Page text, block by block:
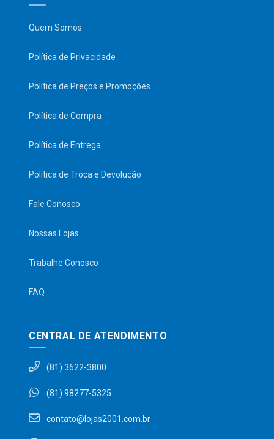
Quem Somos
Política de Privacidade
Política de Preços e Promoções
Política de Compra
Política de Entrega
Política de Troca e Devolução
Fale Conosco
Nossas Lojas
Trabalhe Conosco
FAQ
CENTRAL DE ATENDIMENTO
(81) 3622-3800
(81) 98277-5325
contato@lojas2001.com.br